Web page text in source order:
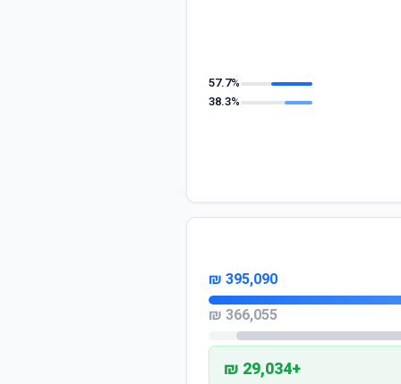
57.7%
38.3%
395,090 ₪
366,055 ₪
+29,034 ₪